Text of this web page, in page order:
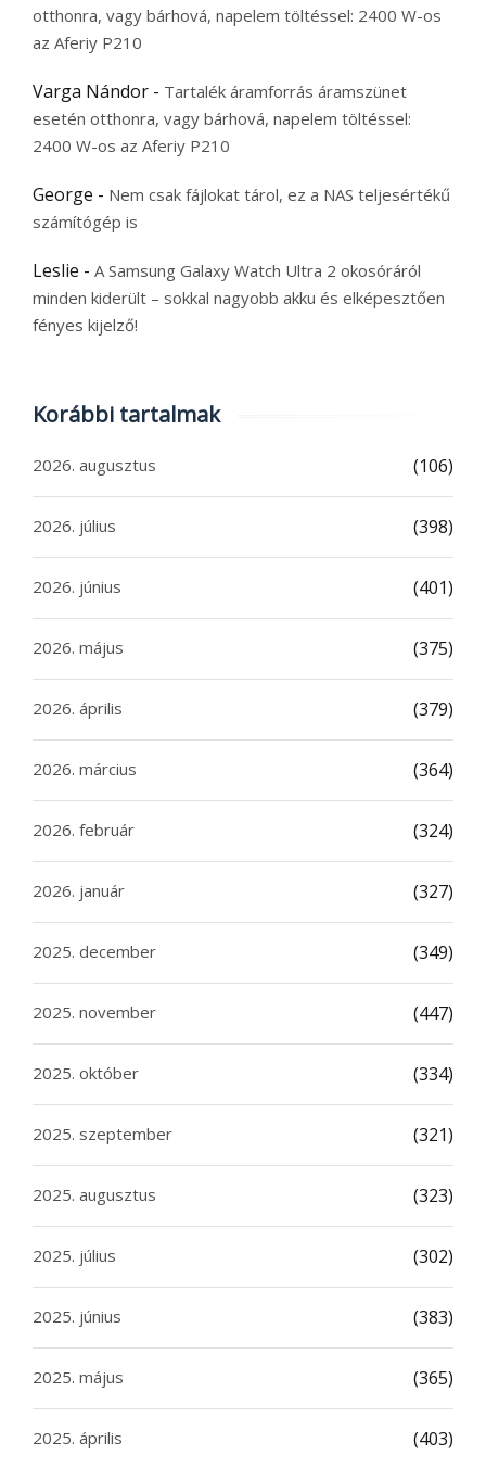
otthonra, vagy bárhová, napelem töltéssel: 2400 W-os
az Aferiy P210
Varga Nándor - Tartalék áramforrás áramszünet
esetén otthonra, vagy bárhová, napelem töltéssel:
2400 W-os az Aferiy P210
George - Nem csak fájlokat tárol, ez a NAS teljesértékű
számítógép is
Leslie - A Samsung Galaxy Watch Ultra 2 okosóráról
minden kiderült – sokkal nagyobb akku és elképesztően
fényes kijelző!
Korábbi tartalmak
2026. augusztus (106)
2026. július (398)
2026. június (401)
2026. május (375)
2026. április (379)
2026. március (364)
2026. február (324)
2026. január (327)
2025. december (349)
2025. november (447)
2025. október (334)
2025. szeptember (321)
2025. augusztus (323)
2025. július (302)
2025. június (383)
2025. május (365)
2025. április (403)